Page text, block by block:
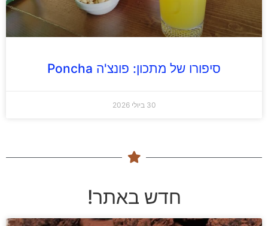
סיפורו של מתכון: פונצ'ה Poncha
30 ביולי 2026
חדש באתר!